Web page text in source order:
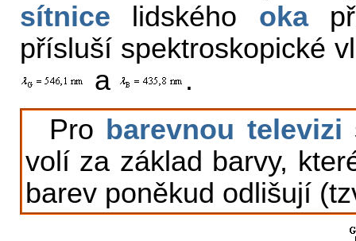
sítnice lidského oka
přísluší spektroskopické
a
.
Pro barevnou televizi
volí za základ barvy,
barev poněkud odlišují